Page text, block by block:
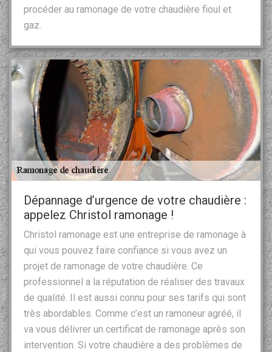
procéder au ramonage de votre chaudière fioul et
gaz.
Dépannage d’urgence de votre chaudière :
appelez Christol ramonage !
Christol ramonage est une entreprise de ramonage à
qui vous pouvez faire confiance si vous avez un
projet de ramonage de votre chaudière. Ce
professionnel a la réputation de réaliser des travaux
de qualité. Il est aussi connu pour ses tarifs qui sont
très abordables. Comme c’est un ramoneur agréé, il
va vous délivrer un certificat de ramonage après son
intervention. Si votre chaudière a des problèmes de